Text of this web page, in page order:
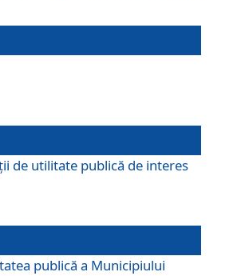
de utilitate publică de interes
publică a Municipiului